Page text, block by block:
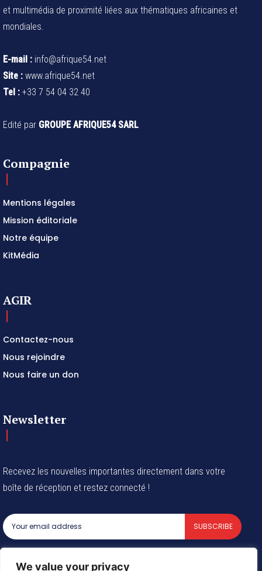
We value your privacy
et multimédia de proximité liées aux thématiques africaines et
mondiales.
E-mail : info@afrique54.net
Site : www.afrique54.net
Tel : +33 7 54 04 32 40
Edité par GROUPE AFRIQUE54 SARL
Compagnie
Mentions légales
Mission éditoriale
Notre équipe
KitMédia
AGIR
Contactez-nous
Nous rejoindre
Nous faire un don
Newsletter
Recevez les nouvelles importantes directement dans votre
boîte de réception et restez connecté !
SUBSCRIBE